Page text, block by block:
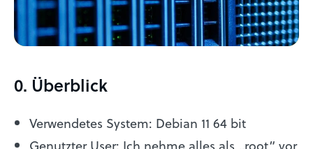
0. Überblick
Verwendetes System: Debian 11 64 bit
Genutzter User: Ich nehme alles als „root“ vor